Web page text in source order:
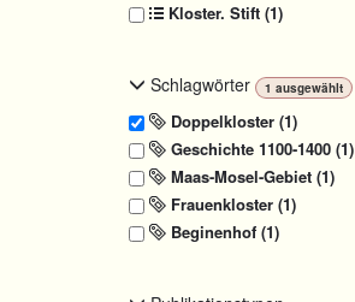
Kloster. Stift (1)
Schlagwörter 1 ausgewählt
Doppelkloster (1)
Geschichte 1100-1400 (1)
Maas-Mosel-Gebiet (1)
Frauenkloster (1)
Beginenhof (1)